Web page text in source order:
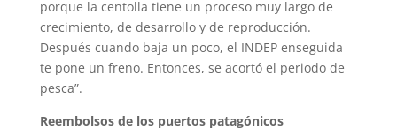
porque la centolla tiene un proceso muy largo de
crecimiento, de desarrollo y de reproducción.
Después cuando baja un poco, el INDEP enseguida
te pone un freno. Entonces, se acortó el periodo de
pesca”.
Reembolsos de los puertos patagónicos